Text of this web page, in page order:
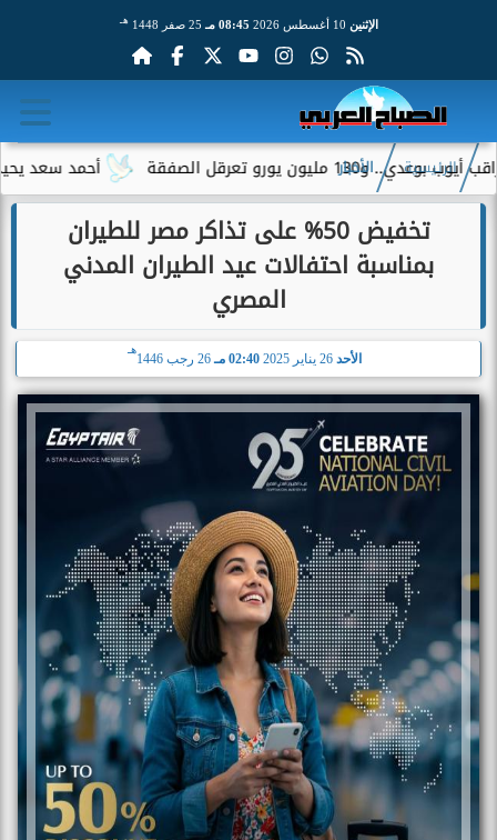
الإثنين 08:45 مـ 25 صفر 1448 هـ
أحمد سعد يحيي حفلًا تعرقل الصفقة
الرئيسية الأخبار
تخفيض 50% على تذاكر مصر للطيران
بمناسبة احتفالات عيد الطيران المدني
المصري
الأحد 26 يناير 2025 02:40 مـ 26 رجب 1446
هـ